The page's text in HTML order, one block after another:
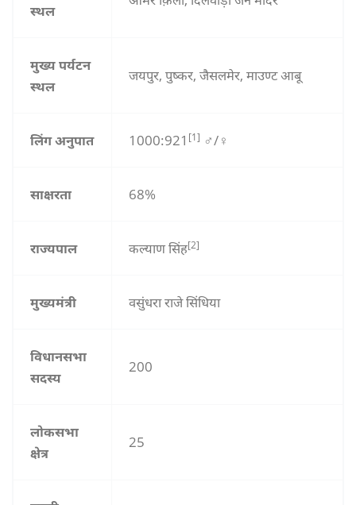
स्थल
मुख्य पर्यटन
स्थल
जयपुर, पुष्कर, जैसलमेर, माउण्ट आबू
लिंग अनुपात 1000:921 [1] ♂/♀
साक्षरता 68%
राज्यपाल कल्याण सिंह[2]
मुख्यमंत्री वसुंधरा राजे सिंधिया
विधानसभा
सदस्य
200
लोकसभा
क्षेत्र
25